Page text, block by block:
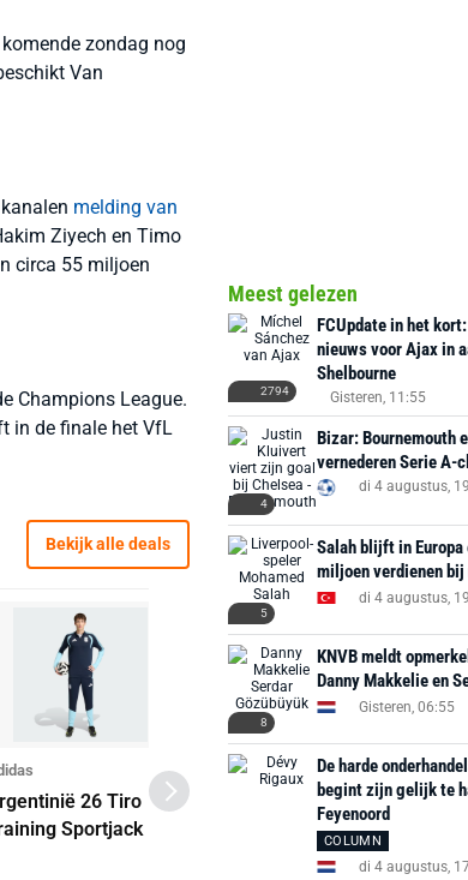
zondag nog
Van
melding van
Ziyech en Timo
circa 55 miljoen
Champions League.
in de finale het VfL
Bekijk alle deals
26 Tiro
Sportjack
MediaMarkt
EA Sports FC 26 -
Adidas
F50
Meest gelezen
2794
FCUpdate in het
nieuws voor Ajax in
Shelbourne
Gisteren, 11:55
4
Bizar: Bournemouth
vernederen Serie A-
di 4 augustus,
5
Salah blijft in Europa
miljoen verdienen
di 4 augustus,
8
KNVB meldt
Danny Makkelie en
Gisteren, 06:55
De harde
begint zijn gelijk te
Feyenoord
COLUMN
di 4 augustus,